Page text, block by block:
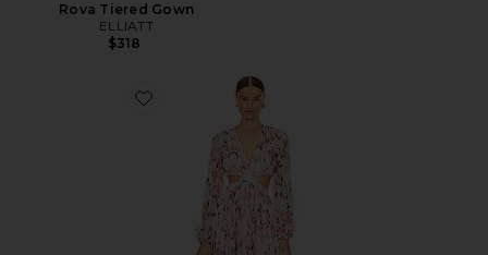
Rova Tiered Gown
ELLIATT
$318